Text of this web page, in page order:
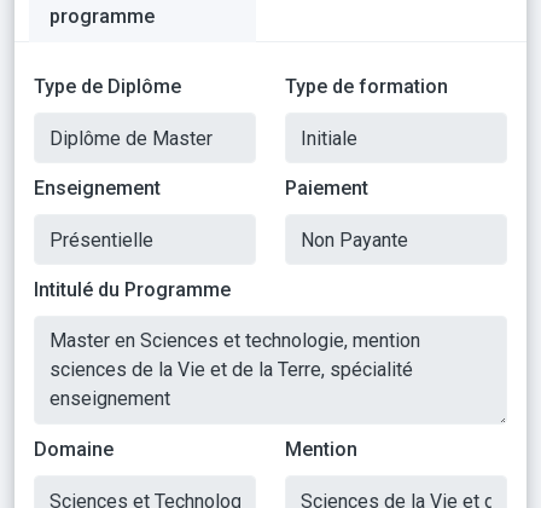
programme
Type de Diplôme Type de formation
Enseignement Paiement
Intitulé du Programme
Domaine Mention